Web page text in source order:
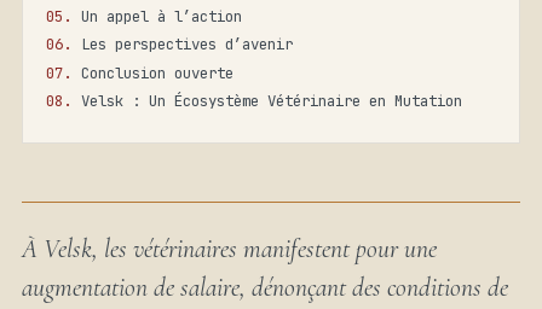
Un appel à l’action
Les perspectives d’avenir
Conclusion ouverte
Velsk : Un Écosystème Vétérinaire en Mutation
À Velsk, les vétérinaires manifestent pour une
augmentation de salaire, dénonçant des conditions de